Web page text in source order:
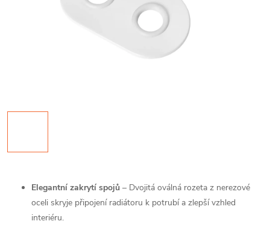
Elegantní zakrytí spojů – Dvojitá oválná rozeta z nerezové
oceli skryje připojení radiátoru k potrubí a zlepší vzhled
interiéru.